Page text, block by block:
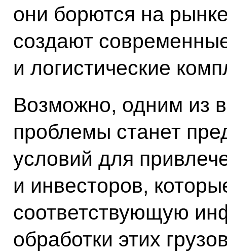
они борются на
создают
и логистические
Возможно, одним из
проблемы станет
условий для
и инвесторов,
соответствующую
обработки этих